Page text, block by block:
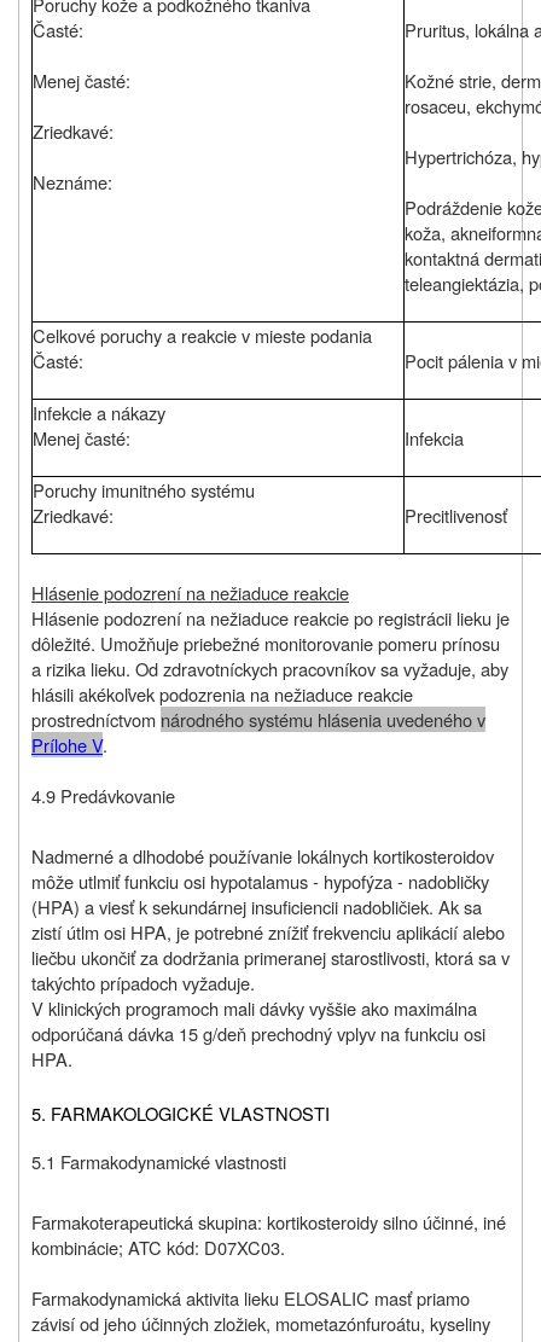
Časté:
Menej časté:
Zriedkavé:
Neznáme:
Pruritus, lokálna
Kožné strie,
rosaceu,
Hypertrichóza,
Podráždenie
koža,
kontaktná
teleangiektázia,
Celkové poruchy a reakcie v mieste podania
Časté:
Pocit pálenia v
Infekcie a nákazy
Menej časté:
Infekcia
Poruchy imunitného systému
Zriedkavé:
Precitlivenosť
Hlásenie podozrení na nežiaduce reakcie
Hlásenie podozrení na nežiaduce reakcie po registrácii lieku je
dôležité. Umožňuje priebežné monitorovanie pomeru prínosu
a rizika lieku. Od zdravotníckych pracovníkov sa vyžaduje, aby
hlásili akékoľvek podozrenia na nežiaduce reakcie
prostredníctvom národného systému hlásenia uvedeného v
Prílohe V.
4.9 Predávkovanie
Nadmerné a dlhodobé používanie lokálnych kortikosteroidov
môže utlmiť funkciu osi hypotalamus - hypofýza - nadobličky
(HPA) a viesť k sekundárnej insuficiencii nadobličiek. Ak sa
zistí útlm osi HPA, je potrebné znížiť frekvenciu aplikácií alebo
liečbu ukončiť za dodržania primeranej starostlivosti, ktorá sa v
takýchto prípadoch vyžaduje.
V klinických programoch mali dávky vyššie ako maximálna
odporúčaná dávka 15 g/deň prechodný vplyv na funkciu osi
HPA.
5. FARMAKOLOGICKÉ VLASTNOSTI
5.1 Farmakodynamické vlastnosti
Farmakoterapeutická skupina: kortikosteroidy silno účinné, iné
kombinácie; ATC kód: D07XC03.
Farmakodynamická aktivita lieku ELOSALIC masť priamo
závisí od jeho účinných zložiek, mometazónfuroátu, kyseliny